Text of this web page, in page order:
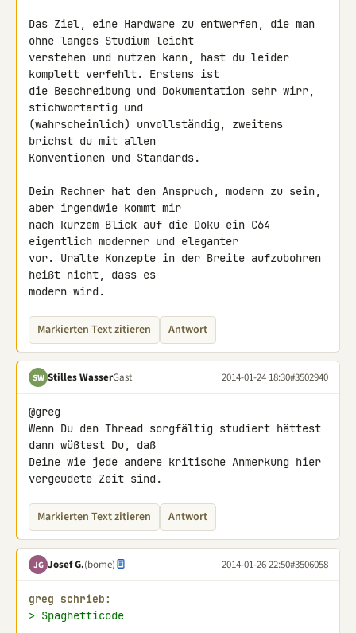
Das Ziel, eine Hardware zu entwerfen, die man
ohne langes Studium leicht
verstehen und nutzen kann, hast du leider
komplett verfehlt. Erstens ist
die Beschreibung und Dokumentation sehr wirr,
stichwortartig und
(wahrscheinlich) unvollständig, zweitens
brichst du mit allen
Konventionen und Standards.
Dein Rechner hat den Anspruch, modern zu sein,
aber irgendwie kommt mir
nach kurzem Blick auf die Doku ein C64
eigentlich moderner und eleganter
vor. Uralte Konzepte in der Breite aufzubohren
heißt nicht, dass es
modern wird.
Markierten Text zitieren Antwort
SW Stilles WasserGast 2014-01-24 18:30#3502940
@greg
Wenn Du den Thread sorgfältig studiert hättest
dann wüßtest Du, daß
Deine wie jede andere kritische Anmerkung hier
vergeudete Zeit sind.
Markierten Text zitieren Antwort
JG Josef G.(bome) 2014-01-26 22:50#3506058
greg schrieb:
> Spaghetticode